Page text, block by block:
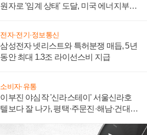
원자로 '임계 상태' 도달, 미국 에너지부
전자·전기·정보통신
삼성전자 넷리스트와 특허분쟁 매듭, 5년
동안 최대 1.3조 라이선스비 지급
소비자·유통
이부진 야심작 '신라스테이' 서울신라호
텔보다 잘 나가, 평택·주문진·해남·건대로